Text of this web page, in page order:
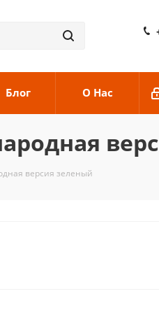
Блог О Нас
версия зеленый